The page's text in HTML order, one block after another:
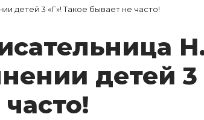
детей 3 «Г»! Такое бывает не часто!
де­тей 3